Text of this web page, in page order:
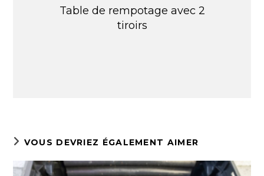
Table de rempotage avec 2
tiroirs
VOUS DEVRIEZ ÉGALEMENT AIMER